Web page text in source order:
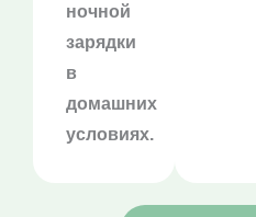
ночной
зарядки
в
домашних
условиях.